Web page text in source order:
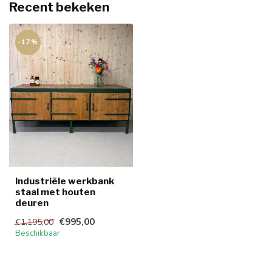
Recent bekeken
-17%
Industriële werkbank
staal met houten
deuren
€1.195,00 €995,00
Beschikbaar